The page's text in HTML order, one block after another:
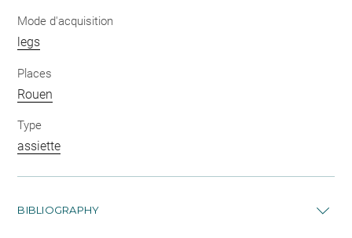
Mode d'acquisition
legs
Places
Rouen
Type
assiette
BIBLIOGRAPHY